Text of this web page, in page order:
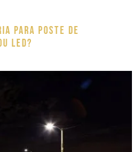
para poste de
LED?